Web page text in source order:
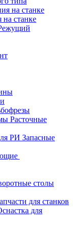
станке
Расточные
Запасные
столы
для станков
для